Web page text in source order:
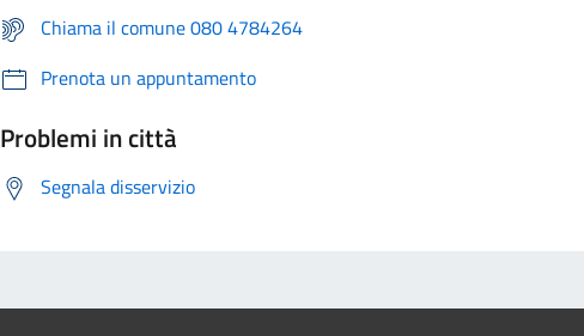
Chiama il comune 080 4784264
Prenota un appuntamento
Problemi in città
Segnala disservizio